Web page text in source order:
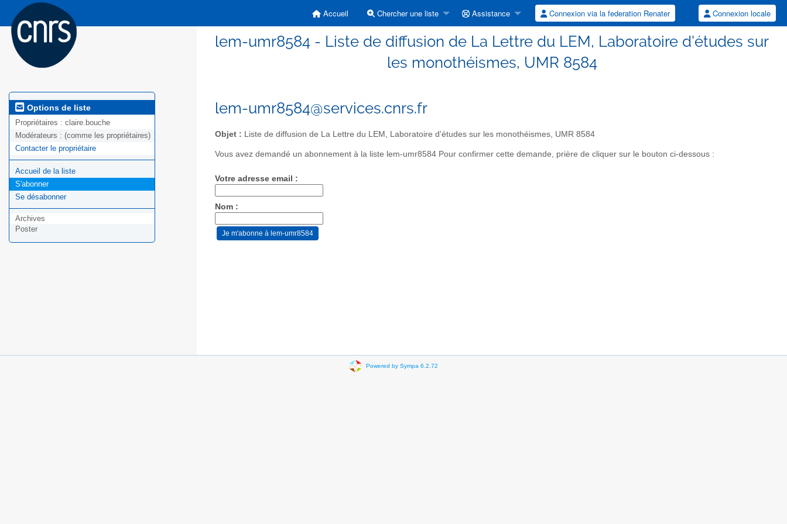
Accueil Chercher une liste Assistance Connexion via la federation Renater Connexion locale
lem-umr8584 - Liste de diffusion de La Lettre du LEM, Laboratoire d'études sur
les monothéismes, UMR 8584
Options de liste
Propriétaires : claire.bouche
Modérateurs : (comme les propriétaires)
Contacter le propriétaire
Accueil de la liste
S'abonner
Se désabonner
Archives
Poster
lem-umr8584@services.cnrs.fr
Objet : Liste de diffusion de La Lettre du LEM, Laboratoire d'études sur les monothéismes, UMR 8584
Vous avez demandé un abonnement à la liste lem-umr8584 Pour confirmer cette demande, prière de cliquer sur le bouton ci-dessous :
Votre adresse email :
Nom :
Powered by Sympa 6.2.72